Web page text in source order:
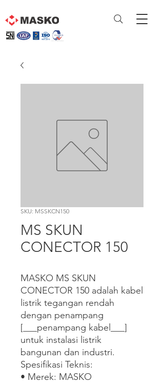
SKU: MSSKCN150
MS SKUN
CONECTOR 150
MASKO MS SKUN
CONECTOR 150 adalah kabel
listrik tegangan rendah
dengan penampang
[___penampang kabel___]
untuk instalasi listrik
bangunan dan industri.
Spesifikasi Teknis:
• Merek: MASKO